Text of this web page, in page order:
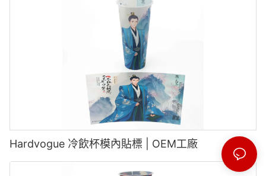
Hardvogue 冷飲杯模內貼標 | OEM工廠